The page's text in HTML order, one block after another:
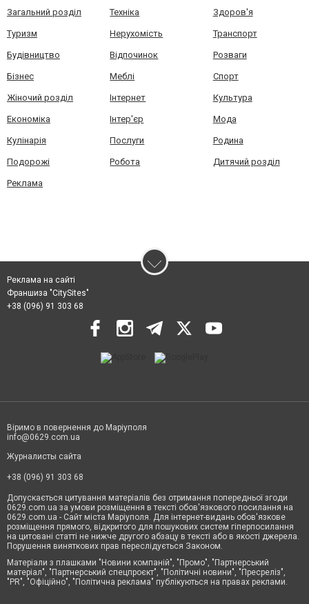
Загальний розділ Техніка Здоров'я
Туризм Нерухомість Транспорт
Будівництво Відпочинок Розваги
Бізнес Меблі Спорт
Жіночий розділ Інтернет Культура
Економіка Інтер'єр Мода
Кулінарія Послуги Родина
Подорожі Робота Дитячий розділ
Реклама
Реклама на сайті
Франшиза "CitySites"
+38 (096) 91 303 68
Віримо в повернення до Маріуполя
info@0629.com.ua
Журналисты сайта
+38 (096) 91 303 68
Допускається цитування матеріалів без отримання попередньої згоди
0629.com.ua за умови розміщення в тексті обов'язкового посилання на
0629.com.ua - Сайт міста Маріуполя. Для інтернет-видань обов'язкове
розміщення прямого, відкритого для пошукових систем гіперпосилання
на цитовані статті не нижче другого абзацу в тексті або в якості джерела.
Порушення виняткових прав переслідується Законом.
Матеріали з плашками "Новини компаній", "Промо", "Партнерський
матеріал", "Партнерський спецпроєкт", "Політичні новини", "Пресреліз",
"PR", "Офіційно", "Політична реклама" публікуються на правах реклами.